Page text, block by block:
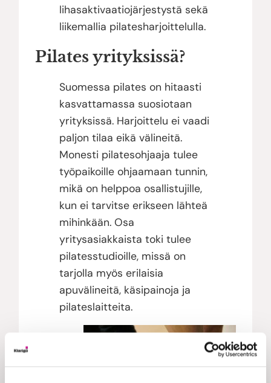
lihasaktivaatiojärjestystä sekä
liikemallia pilatesharjoittelulla.
Pilates yrityksissä?
Suomessa pilates on hitaasti
kasvattamassa suosiotaan
yrityksissä. Harjoittelu ei vaadi
paljon tilaa eikä välineitä.
Monesti pilatesohjaaja tulee
työpaikoille ohjaamaan tunnin,
mikä on helppoa osallistujille,
kun ei tarvitse erikseen lähteä
mihinkään. Osa
yritysasiakkaista toki tulee
pilatesstudioille, missä on
tarjolla myös erilaisia
apuvälineitä, käsipainoja ja
pilateslaitteita.